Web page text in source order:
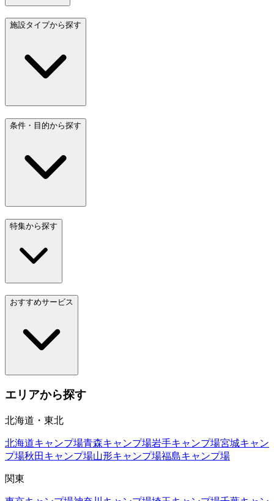
施設タイプから探す
条件・目的から探す
特集から探す
おすすめサービス
エリアから探す
北海道・東北
北海道キャンプ場青森キャンプ場岩手キャンプ場宮城キャン
プ場秋田 キャンプ場山形キャンプ場福島キャンプ場
関東